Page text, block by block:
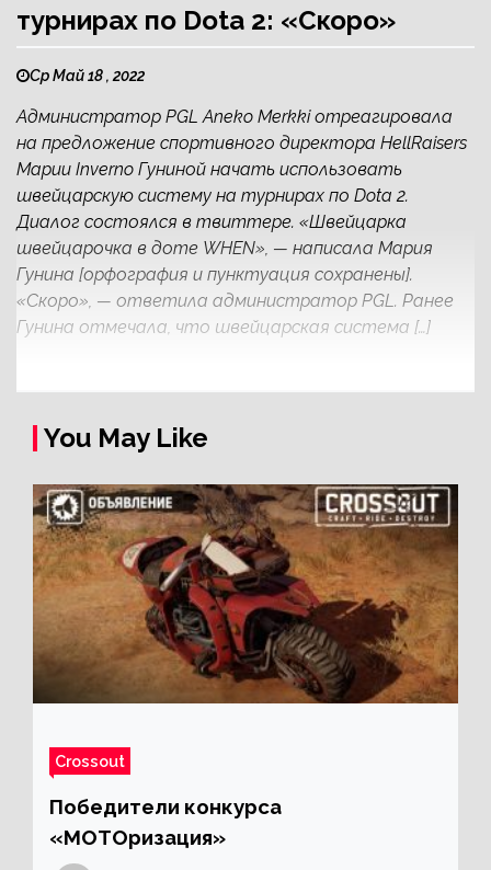
турнирах по Dota 2: «Скоро»
Ср Май 18 , 2022
Администратор PGL Aneko Merkki отреагировала
на предложение спортивного директора HellRaisers
Марии Inverno Гуниной начать использовать
швейцарскую систему на турнирах по Dota 2.
Диалог состоялся в твиттере. «Швейцарка
швейцарочка в доте WHEN», — написала Мария
Гунина [орфография и пунктуация сохранены].
«Скоро», — ответила администратор PGL. Ранее
Гунина отмечала, что швейцарская система […]
You May Like
Crossout
Победители конкурса
«МОТОризация»